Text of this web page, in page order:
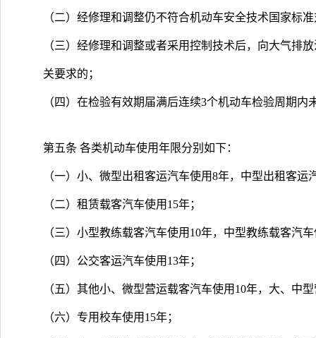
（二）经修理和调整仍不符合机动车安全技术国家标
（三）经修理和调整或者采用控制技术后，向大气排
关要求的；
（四）在检验有效期届满后连续3个机动车检验周期
第五条 各类机动车使用年限分别如下：
（一）小、微型出租客运汽车使用8年，中型出租客
（二）租赁载客汽车使用15年；
（三）小型教练载客汽车使用10年，中型教练载客汽
（四）公交客运汽车使用13年；
（五）其他小、微型营运载客汽车使用10年，大、中
（六）专用校车使用15年；